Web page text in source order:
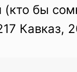
(кто бы
Кавказ,